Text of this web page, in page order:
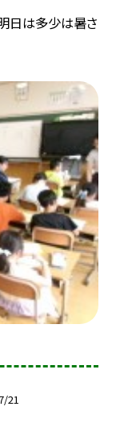
日は多少は暑さ
21